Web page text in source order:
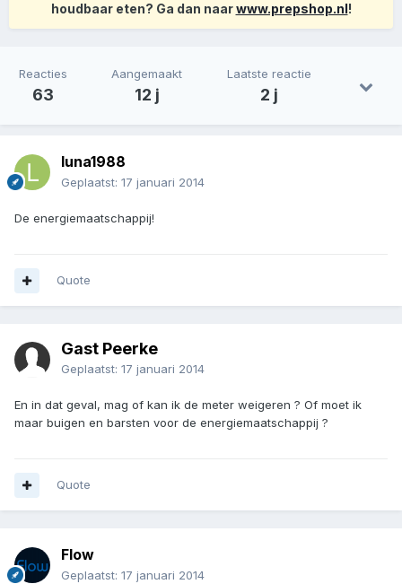
houdbaar eten? Ga dan naarwww.prepshop.nl!
Reacties
63
Aangemaakt
12 j
Laatste reactie
2 j
luna1988
Geplaatst: 17 januari 2014
De energiemaatschappij!
Quote
Gast Peerke
Geplaatst: 17 januari 2014
En in dat geval, mag of kan ik de meter weigeren ? Of moet ik
maar buigen en barsten voor de energiemaatschappij ?
Quote
Flow
Geplaatst: 17 januari 2014